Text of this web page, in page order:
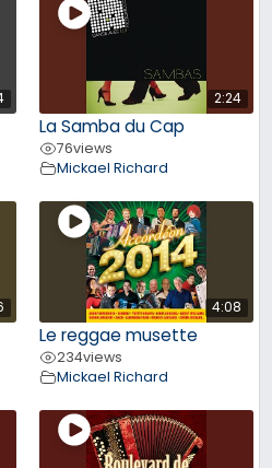
2:24
La Samba du Cap
76views
Mickael Richard
4:08
Le reggae musette
234views
Mickael Richard